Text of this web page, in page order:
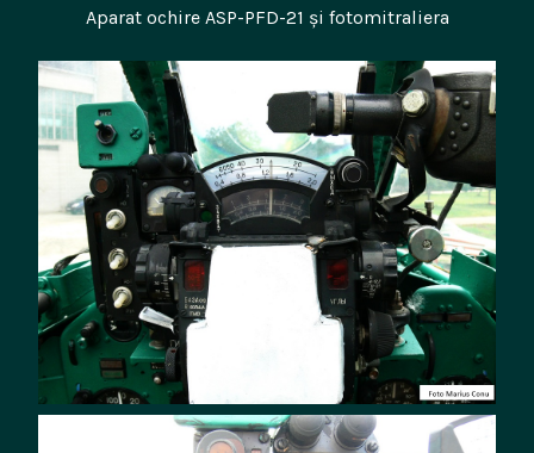
Aparat ochire ASP-PFD-21 și fotomitraliera